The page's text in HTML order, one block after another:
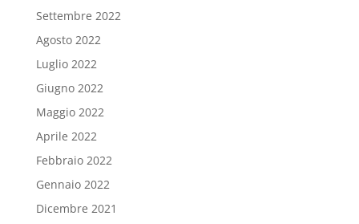
Settembre 2022
Agosto 2022
Luglio 2022
Giugno 2022
Maggio 2022
Aprile 2022
Febbraio 2022
Gennaio 2022
Dicembre 2021